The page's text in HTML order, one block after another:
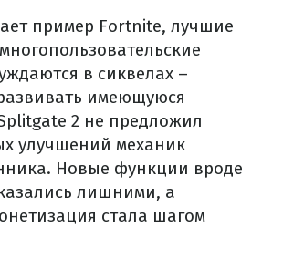
пример Fortnite, лучшие
в сиквелах –
имеющуюся
2 не предложил
улучшений механик
Новые функции вроде
лишними, а
стала шагом